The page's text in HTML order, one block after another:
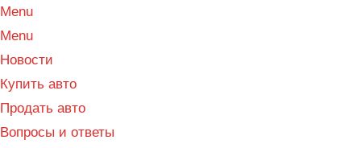
Menu
Menu
Новости
Купить авто
Продать авто
Вопросы и ответы